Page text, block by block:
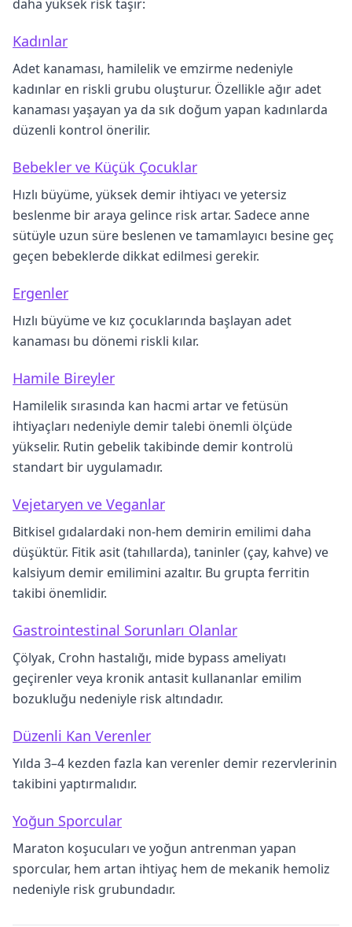
daha yüksek risk taşır:
Kadınlar
Adet kanaması, hamilelik ve emzirme nedeniyle
kadınlar en riskli grubu oluşturur. Özellikle ağır adet
kanaması yaşayan ya da sık doğum yapan kadınlarda
düzenli kontrol önerilir.
Bebekler ve Küçük Çocuklar
Hızlı büyüme, yüksek demir ihtiyacı ve yetersiz
beslenme bir araya gelince risk artar. Sadece anne
sütüyle uzun süre beslenen ve tamamlayıcı besine geç
geçen bebeklerde dikkat edilmesi gerekir.
Ergenler
Hızlı büyüme ve kız çocuklarında başlayan adet
kanaması bu dönemi riskli kılar.
Hamile Bireyler
Hamilelik sırasında kan hacmi artar ve fetüsün
ihtiyaçları nedeniyle demir talebi önemli ölçüde
yükselir. Rutin gebelik takibinde demir kontrolü
standart bir uygulamadır.
Vejetaryen ve Veganlar
Bitkisel gıdalardaki non-hem demirin emilimi daha
düşüktür. Fitik asit (tahıllarda), taninler (çay, kahve) ve
kalsiyum demir emilimini azaltır. Bu grupta ferritin
takibi önemlidir.
Gastrointestinal Sorunları Olanlar
Çölyak, Crohn hastalığı, mide bypass ameliyatı
geçirenler veya kronik antasit kullananlar emilim
bozukluğu nedeniyle risk altındadır.
Düzenli Kan Verenler
Yılda 3–4 kezden fazla kan verenler demir rezervlerinin
takibini yaptırmalıdır.
Yoğun Sporcular
Maraton koşucuları ve yoğun antrenman yapan
sporcular, hem artan ihtiyaç hem de mekanik hemoliz
nedeniyle risk grubundadır.